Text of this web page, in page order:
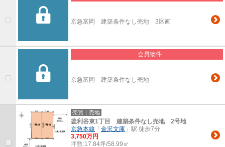
京急富岡 建築条件なし売地 3区画
会員物件
京急富岡 建築条件なし売地
売買｜売地
釜利谷東1丁目 建築条件なし売地 2号地
京急本線 「 金沢文庫 」駅 徒歩7分
3,750万円
坪数:17.84坪/58.99㎡